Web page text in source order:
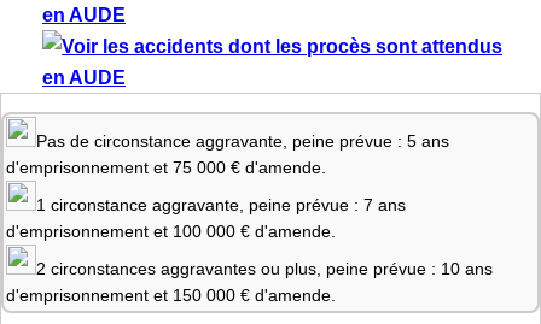
Pas de circonstance aggravante, peine prévue : 5 ans
d'emprisonnement et 75 000 € d'amende.
1 circonstance aggravante, peine prévue : 7 ans
d'emprisonnement et 100 000 € d'amende.
2 circonstances aggravantes ou plus, peine prévue : 10 ans
d'emprisonnement et 150 000 € d'amende.